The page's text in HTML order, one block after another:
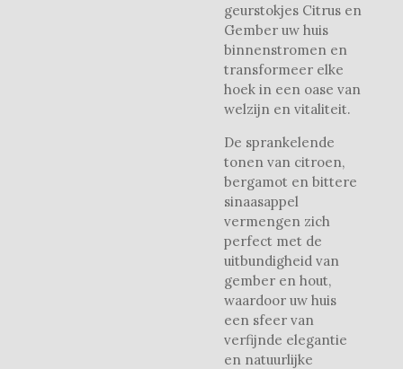
geurstokjes Citrus en
Gember uw huis
binnenstromen en
transformeer elke
hoek in een oase van
welzijn en vitaliteit.
De sprankelende
tonen van citroen,
bergamot en bittere
sinaasappel
vermengen zich
perfect met de
uitbundigheid van
gember en hout,
waardoor uw huis
een sfeer van
verfijnde elegantie
en natuurlijke